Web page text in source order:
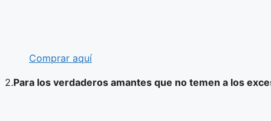
Comprar aquí
2.Para los verdaderos amantes que no temen a los